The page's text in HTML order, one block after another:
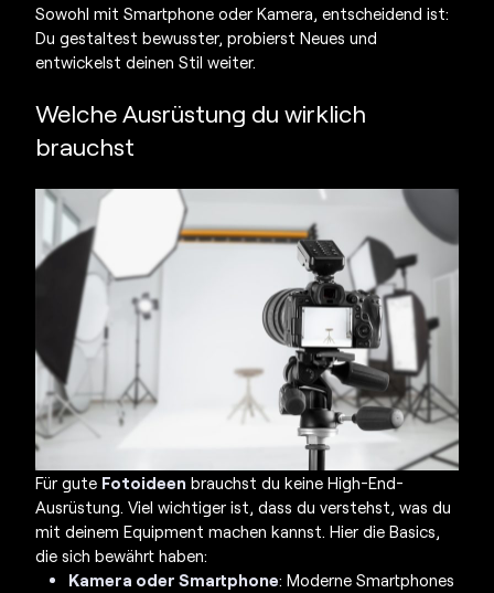
Sowohl mit Smartphone oder Kamera, entscheidend ist:
Du gestaltest bewusster, probierst Neues und
entwickelst deinen Stil weiter.
Welche Ausrüstung du wirklich
brauchst
Für gute Fotoideen brauchst du keine High-End-
Ausrüstung. Viel wichtiger ist, dass du verstehst, was du
mit deinem Equipment machen kannst. Hier die Basics,
die sich bewährt haben:
Kamera oder Smartphone: Moderne Smartphones